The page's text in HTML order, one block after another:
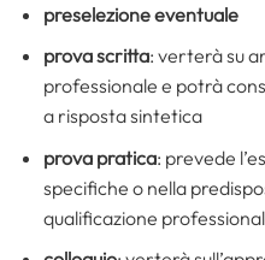
preselezione eventuale
prova scritta: verterà su
professionale e potrà
a risposta sintetica
prova pratica: prevede
specifiche o nella
qualificazione